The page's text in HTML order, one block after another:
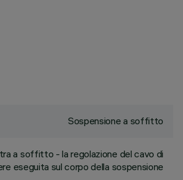
Sospensione a soffitto
a soffitto - la regolazione del cavo di
eseguita sul corpo della sospensione